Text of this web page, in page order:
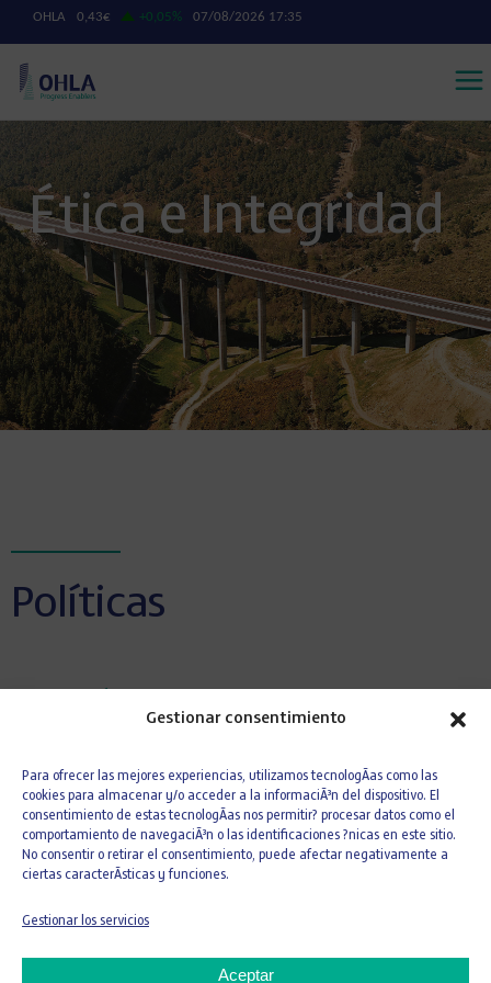
Gestionar consentimiento
Para ofrecer las mejores experiencias, utilizamos tecnologÃ­as como las
cookies para almacenar y/o acceder a la informaciÃ³n del dispositivo. El
consentimiento de estas tecnologÃ­as nos permitir? procesar datos como el
comportamiento de navegaciÃ³n o las identificaciones ?nicas en este sitio.
No consentir o retirar el consentimiento, puede afectar negativamente a
ciertas caracterÃ­sticas y funciones.
Gestionar los servicios
Aceptar
Ética e Integridad
Políticas
Política de Cumplimiento en materia de
competencia
Política de Comunicación de Irregularidades
Política de Gestión y Control de Riesgos
Política de Cambio Climático
Política de Compras Responsables